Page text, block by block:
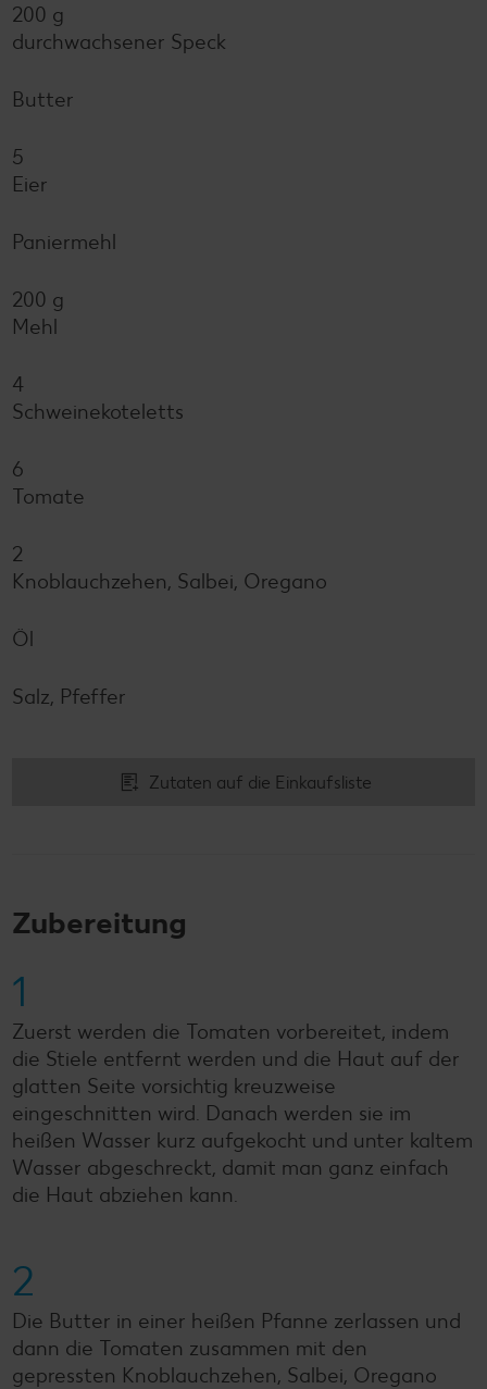
200 g
durchwachsener Speck
Butter
5
Eier
Paniermehl
200 g
Mehl
4
Schweinekoteletts
6
Tomate
2
Knoblauchzehen, Salbei, Oregano
Öl
Salz, Pfeffer
Zutaten auf die Einkaufsliste
Zubereitung
1
Zuerst werden die Tomaten vorbereitet, indem
die Stiele entfernt werden und die Haut auf der
glatten Seite vorsichtig kreuzweise
eingeschnitten wird. Danach werden sie im
heißen Wasser kurz aufgekocht und unter kaltem
Wasser abgeschreckt, damit man ganz einfach
die Haut abziehen kann.
2
Die Butter in einer heißen Pfanne zerlassen und
dann die Tomaten zusammen mit den
gepressten Knoblauchzehen, Salbei, Oregano